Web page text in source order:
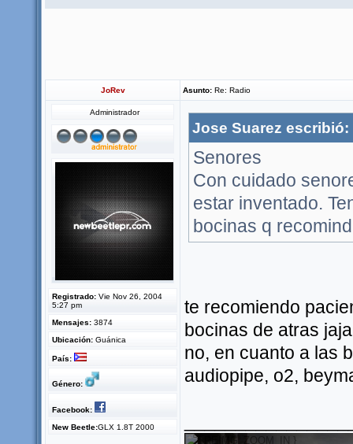
JoRev Asunto: Re: Radio
Administrador
Registrado: Vie Nov 26, 2004
5:27 pm
Mensajes: 3874
Ubicación: Guánica
País:
Género:
Facebook:
New Beetle:GLX 1.8T 2000
Jose Suarez escribió:
Senores
Con cuidado
estar inventado.
bocinas q
te recomiendo
bocinas de atras
no, en cuanto a las
audiopipe, o2,